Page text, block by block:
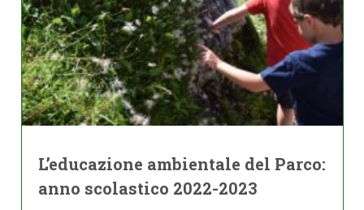
L’educazione ambientale del Parco:
anno scolastico 2022-2023